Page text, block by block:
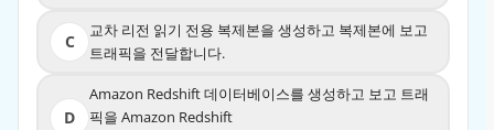
C
교차 리전 읽기 전용 복제본을 생성하고 복제본에 보고
트래픽을 전달합니다.
D
Amazon Redshift 데이터베이스를 생성하고 보고 트래
픽을 Amazon Redshift
교차 리전 읽기 전용 복제본을 생성하고 복제본에 보고
Amazon Redshift 데이터베이스를 생성하고 보고 트래